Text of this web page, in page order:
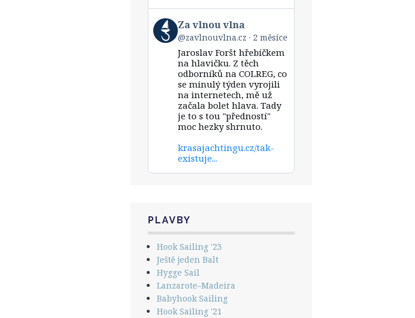
Bluesky
View
post
by
Bluesky
Za vlnou vlna
@zavlnouvlna.cz 2 měsíce
Jaroslav Foršt hřebíčkem
na hlavičku. Z těch
odborníků na COLREG, co
se minulý týden vyrojili
na internetech, mě už
začala bolet hlava. Tady
je to s tou "předností"
moc hezky shrnuto.
krasajachtingu.cz/tak-
existuje...
PLAVBY
Hook Sailing '23
Ještě jeden Balt
Hygge Sail
Lanzarote–Madeira
Babyhook Sailing
Hook Sailing '21